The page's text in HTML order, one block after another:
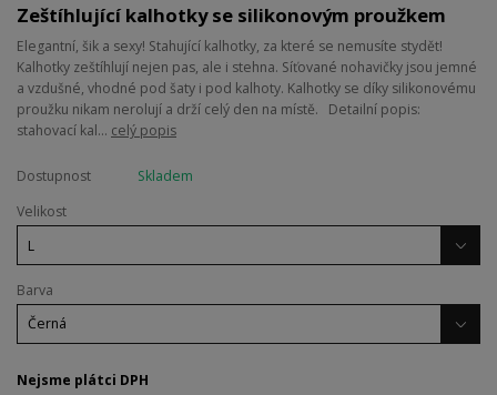
Zeštíhlující kalhotky se silikonovým proužkem
Elegantní, šik a sexy! Stahující kalhotky, za které se nemusíte stydět!
Kalhotky zeštíhlují nejen pas, ale i stehna. Síťované nohavičky jsou jemné
a vzdušné, vhodné pod šaty i pod kalhoty. Kalhotky se díky silikonovému
proužku nikam nerolují a drží celý den na místě. Detailní popis:
stahovací kal... celý popis
Dostupnost
Skladem
Velikost
Barva
Nejsme plátci DPH